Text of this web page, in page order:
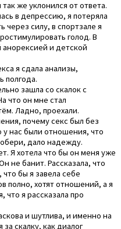
же уклонился от ответа.
в депрессию, я потеряла
через силу, в спортзале я
голод. В
анорексией и детской
я сдала анализы,
полгода.
зашла со скалок с
что он мне стал
Ладно, проехали.
почему секс был без
у нас были отношения, что
дало надежду.
Я хотела что бы он меня уже
не банит. Рассказала, что
бы я завела себе
полно, хотят отношений, а я
я рассказала про
и шутлива, и именно на
скалку, как диалог